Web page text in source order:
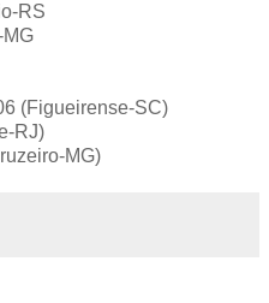
RS
(Figueirense-SC)
RJ)
MG)